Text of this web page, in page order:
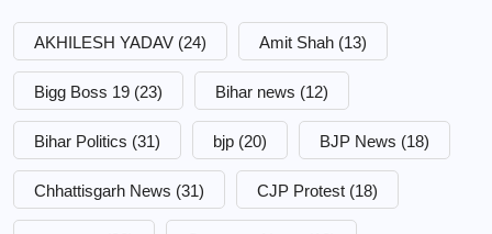
AKHILESH YADAV (24) Amit Shah (13)
Bigg Boss 19 (23) Bihar news (12)
Bihar Politics (31) bjp (20) BJP News (18)
Chhattisgarh News (31) CJP Protest (18)